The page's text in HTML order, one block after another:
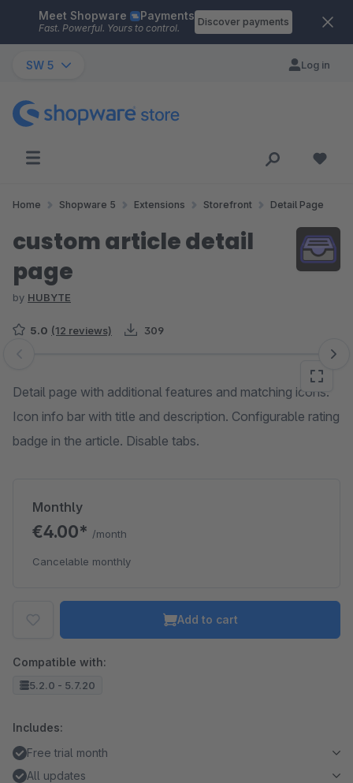
Skip to main content
Meet Shopware Payments
Fast. Powerful. Yours to control.
Discover payments
SW 5 Log in
Home Shopware 5 Extensions Storefront Detail Page
custom article detail
page
by HUBYTE
5.0 (12 reviews) 309
Skip image gallery
Detail page with additional features and matching icons.
Icon info bar with title and description. Configurable rating
badge in the article. Disable tabs.
Monthly
€4.00* /month
Cancelable monthly
Add to cart
Compatible with:
5.2.0 - 5.7.20
Includes:
Free trial month
All updates